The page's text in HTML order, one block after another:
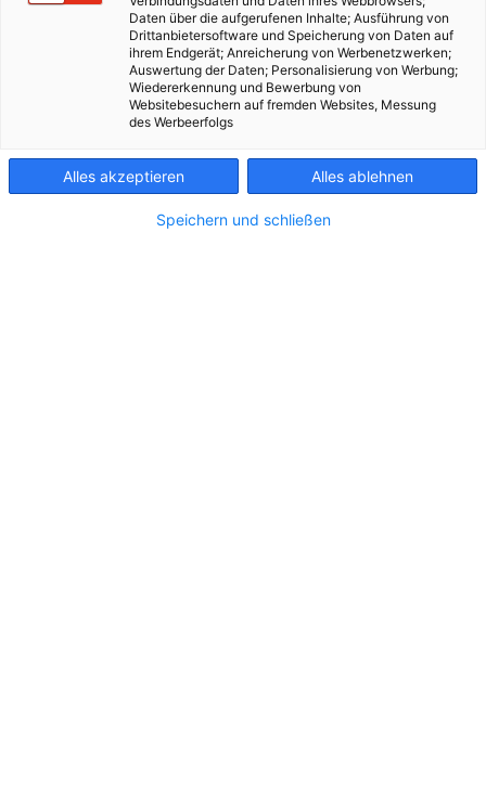
Daten über die aufgerufenen Inhalte; Ausführung von
Drittanbietersoftware und Speicherung von Daten auf
ihrem Endgerät; Anreicherung von Werbenetzwerken;
Auswertung der Daten; Personalisierung von Werbung;
Wiedererkennung und Bewerbung von
Websitebesuchern auf fremden Websites, Messung
des Werbeerfolgs
Alles akzeptieren Alles ablehnen
Speichern und schließen